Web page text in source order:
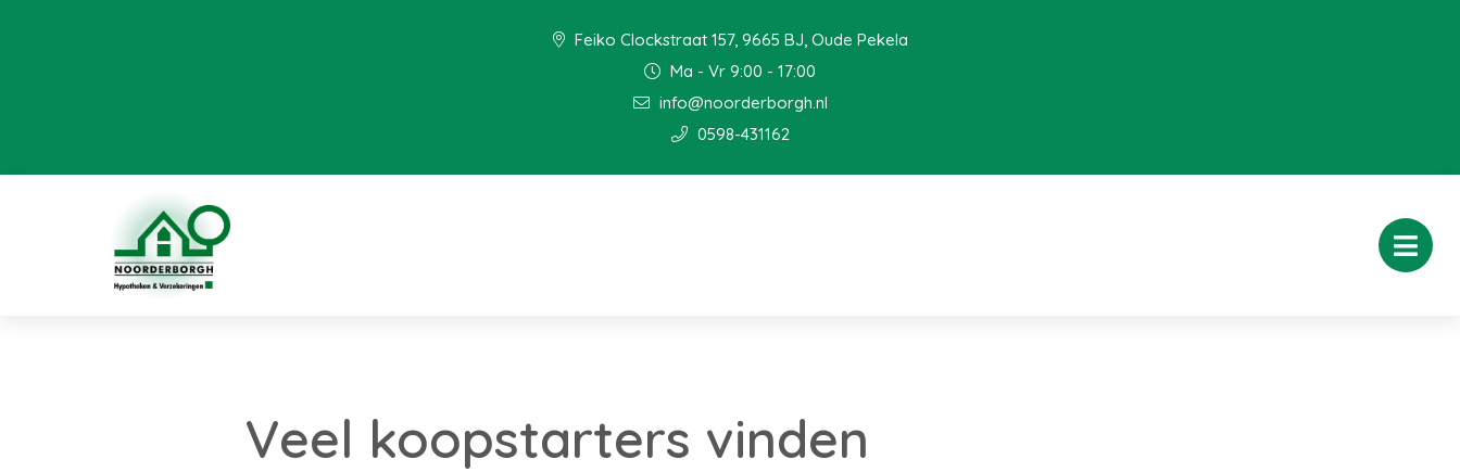
Feiko Clockstraat 157, 9665 BJ, Oude Pekela
Ma - Vr 9:00 - 17:00
info@noorderborgh.nl
0598-431162
Veel koopstarters vinden